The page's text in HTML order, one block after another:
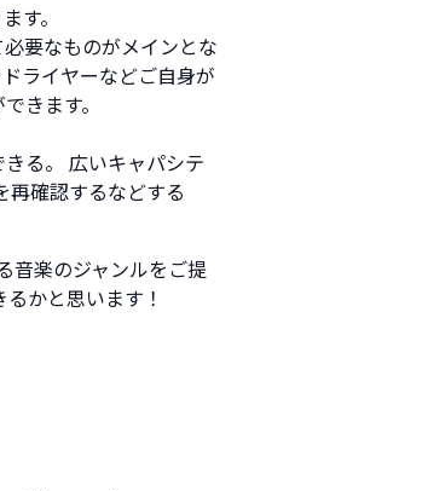
す。
要なものがメインとな
ライヤーなどご自身が
きます。
る。 広いキャパシテ
再確認するなどする
音楽のジャンルをご提
かと思います！